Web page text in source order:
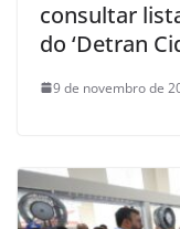
consultar
do ‘Detran
9 de novembro de